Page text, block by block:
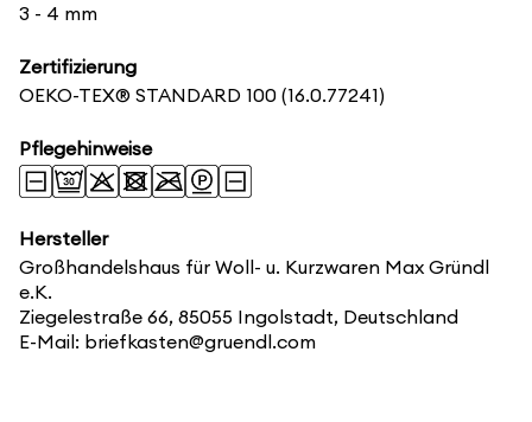
3 - 4 mm
Zertifizierung
OEKO-TEX® STANDARD 100 (16.0.77241)
Pflegehinweise
Hersteller
Großhandelshaus für Woll- u. Kurzwaren Max Gründl
e.K.
Ziegelestraße 66, 85055 Ingolstadt, Deutschland
E-Mail: briefkasten@gruendl.com